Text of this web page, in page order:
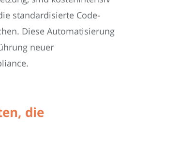
standardisierte Code-
Diese Automatisierung
neuer
die